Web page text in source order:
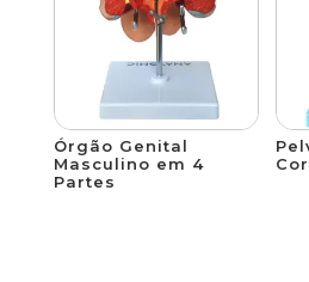
Órgão Genital
Masculino em 4
Partes